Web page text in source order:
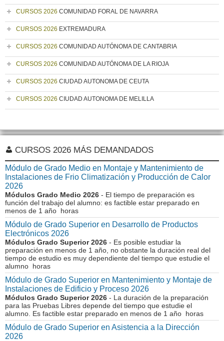
CURSOS 2026 COMUNIDAD FORAL DE NAVARRA
CURSOS 2026 EXTREMADURA
CURSOS 2026 COMUNIDAD AUTÓNOMA DE CANTABRIA
CURSOS 2026 COMUNIDAD AUTÓNOMA DE LA RIOJA
CURSOS 2026 CIUDAD AUTONOMA DE CEUTA
CURSOS 2026 CIUDAD AUTONOMA DE MELILLA
CURSOS 2026 MÁS DEMANDADOS
Módulo de Grado Medio en Montaje y Mantenimiento de
Instalaciones de Frio Climatización y Producción de Calor
2026
Módulos Grado Medio 2026 - El tiempo de preparación es
función del trabajo del alumno: es factible estar preparado en
menos de 1 año horas
Módulo de Grado Superior en Desarrollo de Productos
Electrónicos 2026
Módulos Grado Superior 2026 - Es posible estudiar la
preparación en menos de 1 año, no obstante la duración real del
tiempo de estudio es muy dependiente del tiempo que estudie el
alumno horas
Módulo de Grado Superior en Mantenimiento y Montaje de
Instalaciones de Edificio y Proceso 2026
Módulos Grado Superior 2026 - La duración de la preparación
para las Pruebas Libres depende del tiempo que estudie el
alumno. Es factible estar preparado en menos de 1 año horas
Módulo de Grado Superior en Asistencia a la Dirección
2026